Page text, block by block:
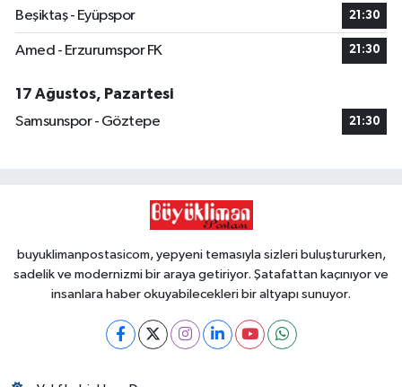
Beşiktaş - Eyüpspor 21:30
Amed - Erzurumspor FK 21:30
17 Ağustos, Pazartesi
Samsunspor - Göztepe
21:30
buyuklimanpostasicom, yepyeni temasıyla sizleri buluştururken,
sadelik ve modernizmi bir araya getiriyor. Şatafattan kaçınıyor ve
insanlara haber okuyabilecekleri bir altyapı sunuyor.